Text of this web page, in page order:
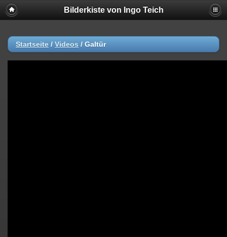
Bilderkiste von Ingo Teich
Startseite / Videos / Galtür